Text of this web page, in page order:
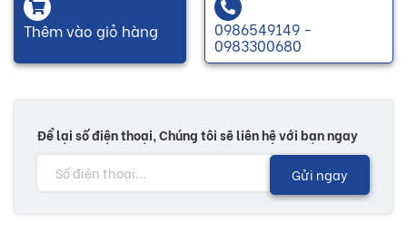
Thêm vào giỏ hàng 0986549149 -
0983300680
Để lại số điện thoại, Chúng tôi sẽ liên hệ với bạn ngay
Gửi ngay